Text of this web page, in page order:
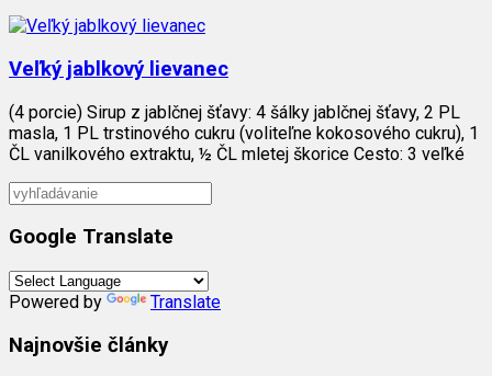
Veľký jablkový lievanec
(4 porcie) Sirup z jablčnej šťavy: 4 šálky jablčnej šťavy, 2 PL
masla, 1 PL trstinového cukru (voliteľne kokosového cukru), 1
ČL vanilkového extraktu, ½ ČL mletej škorice Cesto: 3 veľké
Google Translate
Powered by Translate
Najnovšie články